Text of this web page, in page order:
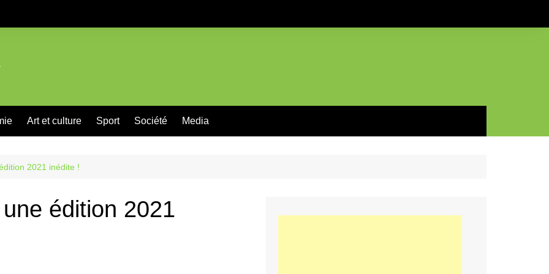
Art et culture Sport Société Media
2021 inédite !
édition 2021